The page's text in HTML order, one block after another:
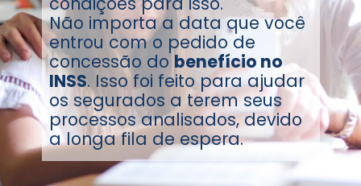
Não importa a data que você
entrou com o pedido de
concessão do benefício no
INSS. Isso foi feito para ajudar
os segurados a terem seus
processos analisados, devido
a longa fila de espera.